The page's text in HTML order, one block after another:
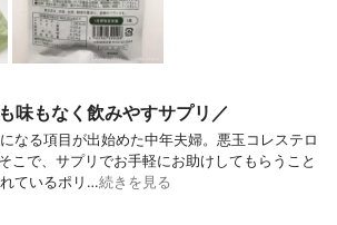
味もなく飲みやすサプリ／
なる項目が出始めた中年夫婦。悪玉コレステロ
こで、サプリでお手軽にお助けしてもらうこと
ているポリ…続きを見る